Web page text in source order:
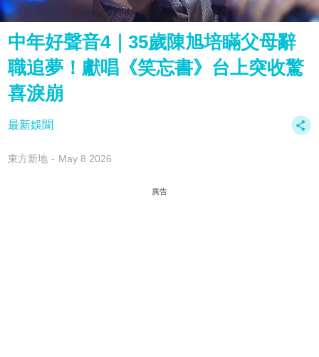
中年好聲音4｜35歲陳旭培瞞父母辭
職追夢！獻唱《笑忘書》台上突收驚
喜淚崩
最新娛聞
東方新地 May 8 2026
廣告